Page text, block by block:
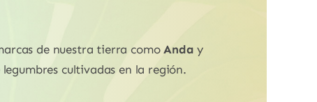
de nuestra tierra comoAnda y
cultivadas en la región.